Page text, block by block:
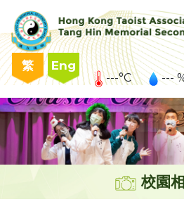
繁 Eng
---°C ---
校園